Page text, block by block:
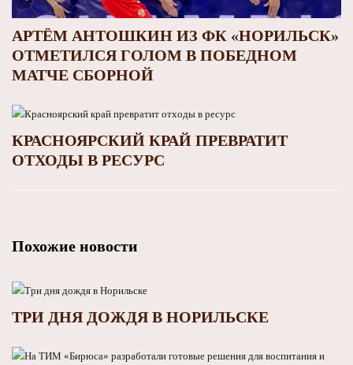
АРТЁМ АНТОШКИН ИЗ ФК «НОРИЛЬСК»
ОТМЕТИЛСЯ ГОЛОМ В ПОБЕДНОМ
МАТЧЕ СБОРНОЙ
КРАСНОЯРСКИЙ КРАЙ ПРЕВРАТИТ
ОТХОДЫ В РЕСУРС
Похожие новости
ТРИ ДНЯ ДОЖДЯ В НОРИЛЬСКЕ